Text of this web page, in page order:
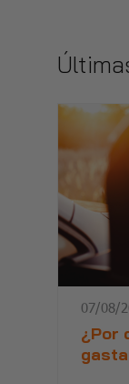
07/08/
¿Por